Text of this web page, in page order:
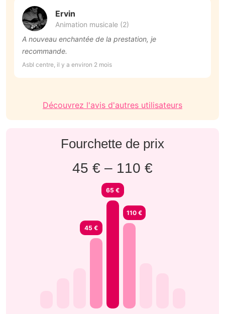
Ervin
Animation musicale (2)
A nouveau enchantée de la prestation, je
recommande.
Asbl centre, il y a environ 2 mois
Découvrez l'avis d'autres utilisateurs
Fourchette de prix
45 € – 110 €
45 €
65 €
110 €